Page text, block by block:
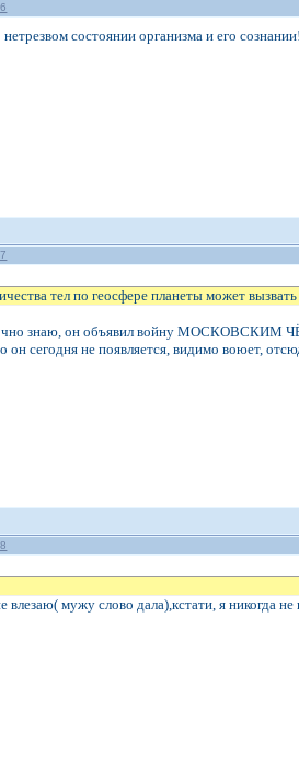
нетрезвом состоянии организма и его
тел по геосфере планеты может
знаю, он объявил войну МОСКОВСКИМ
он сегодня не появляется, видимо воюет,
мужу слово дала),кстати, я никогда не